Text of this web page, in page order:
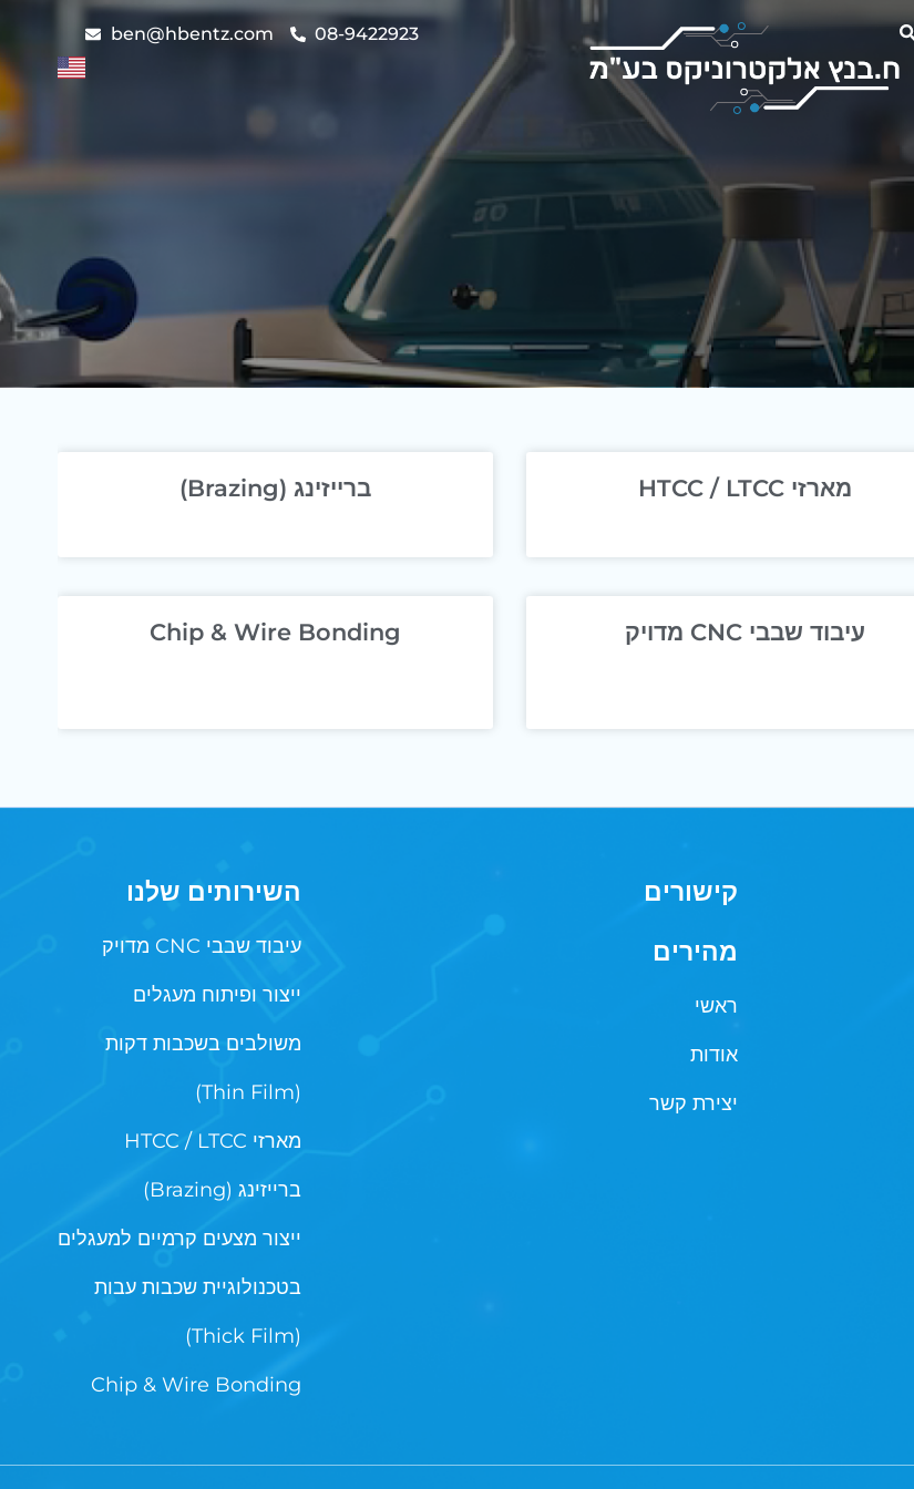
ben@hbentz.com 08-9422923
מארזי HTCC / LTCC ברייזינג (Brazing)
עיבוד שבבי CNC מדויק Chip & Wire Bonding
השירותים שלנו
עיבוד שבבי CNC מדויק
ייצור ופיתוח מעגלים
משולבים בשכבות דקות
(Thin Film)
מארזי HTCC / LTCC
ברייזינג (Brazing)
ייצור מצעים קרמיים למעגלים
בטכנולוגיית שכבות עבות
(Thick Film)
Chip & Wire Bonding
קישורים
מהירים
ראשי
אודות
יצירת קשר